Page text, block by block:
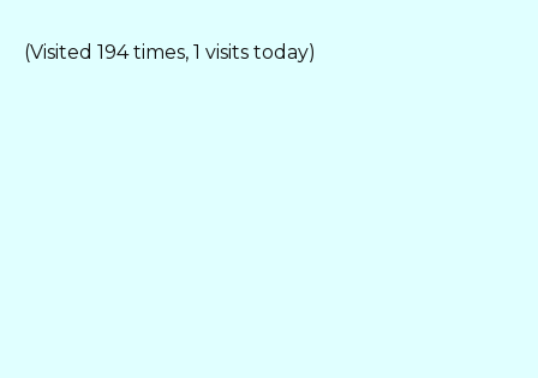
(Visited 194 times, 1 visits today)